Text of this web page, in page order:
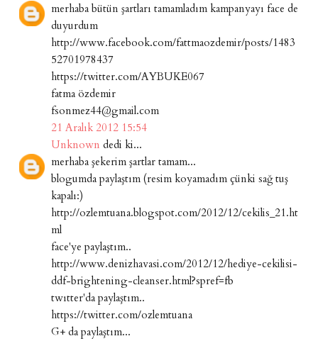
merhaba bütün şartları tamamladım kampanyayı face de
duyurdum
http://www.facebook.com/fattmaozdemir/posts/1483
52701978437
https://twitter.com/AYBUKE067
fatma özdemir
fsonmez44@gmail.com
21 Aralık 2012 15:54
Unknown dedi ki...
merhaba şekerim şartlar tamam...
blogumda paylaştım (resim koyamadım çünki sağ tuş
kapalı:)
http://ozlemtuana.blogspot.com/2012/12/cekilis_21.ht
ml
face'ye paylaştım..
http://www.denizhavasi.com/2012/12/hediye-cekilisi-
ddf-brightening-cleanser.html?spref=fb
twıtter'da paylaştım..
https://twitter.com/ozlemtuana
G+ da paylaştım...